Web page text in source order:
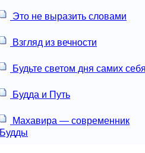
Это не выразить словами
Взгляд из вечности
Будьте светом дня самих
Будда и Путь
Махавира — современник
Будды